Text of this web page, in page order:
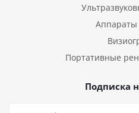
Аппараты
Портативные
Подписка